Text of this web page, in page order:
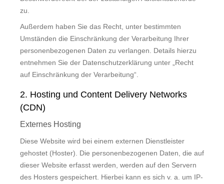
zu.
Außerdem haben Sie das Recht, unter bestimmten
Umständen die Einschränkung der Verarbeitung Ihrer
personenbezogenen Daten zu verlangen. Details hierzu
entnehmen Sie der Datenschutzerklärung unter „Recht
auf Einschränkung der Verarbeitung“.
2. Hosting und Content Delivery Networks
(CDN)
Externes Hosting
Diese Website wird bei einem externen Dienstleister
gehostet (Hoster). Die personenbezogenen Daten, die auf
dieser Website erfasst werden, werden auf den Servern
des Hosters gespeichert. Hierbei kann es sich v. a. um IP-
Poland
Portugal
Schweiz
Slovakia
Slovenia